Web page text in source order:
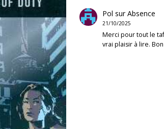
Pol surAbsence
21/10/2025
Merci pour tout le
vrai plaisir à lire.